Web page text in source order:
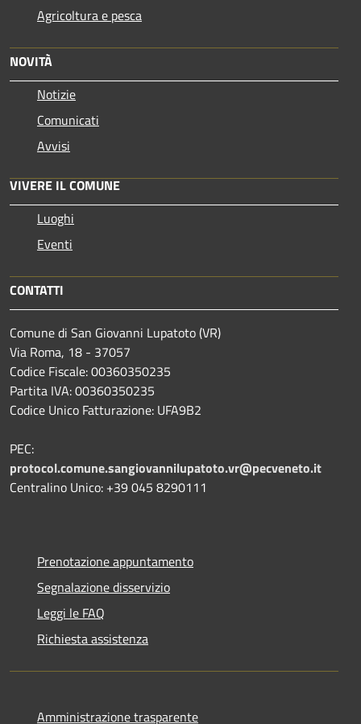
Agricoltura e pesca
NOVITÀ
Notizie
Comunicati
Avvisi
VIVERE IL COMUNE
Luoghi
Eventi
CONTATTI
Comune di San Giovanni Lupatoto (VR)
Via Roma, 18 - 37057
Codice Fiscale: 00360350235
Partita IVA: 00360350235
Codice Unico Fatturazione: UFA9B2
PEC:
protocol.comune.sangiovannilupatoto.vr@pecveneto.it
Centralino Unico: +39 045 8290111
Prenotazione appuntamento
Segnalazione disservizio
Leggi le FAQ
Richiesta assistenza
Amministrazione trasparente